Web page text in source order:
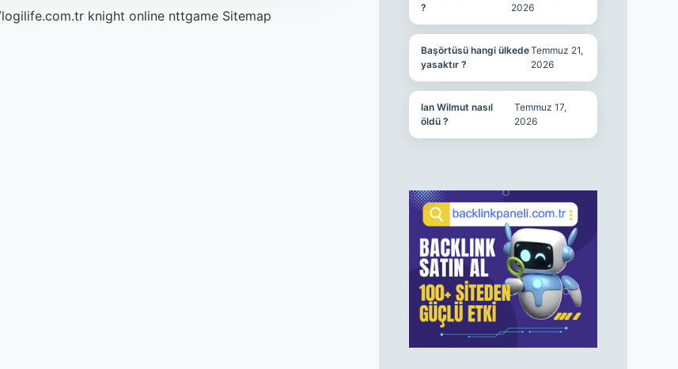
knight online nttgame Sitemap
?
2026
Başörtüsü hangi ülkede
yasaktır ?
Temmuz 21,
2026
Ian Wilmut nasıl
öldü ?
Temmuz 17,
2026